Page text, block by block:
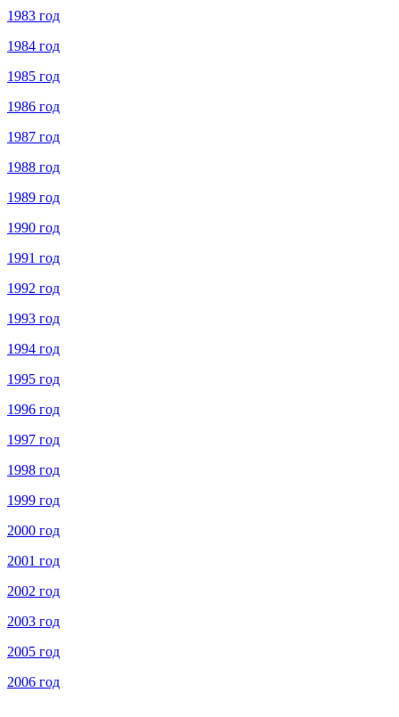
1983 год
1984 год
1985 год
1986 год
1987 год
1988 год
1989 год
1990 год
1991 год
1992 год
1993 год
1994 год
1995 год
1996 год
1997 год
1998 год
1999 год
2000 год
2001 год
2002 год
2003 год
2005 год
2006 год